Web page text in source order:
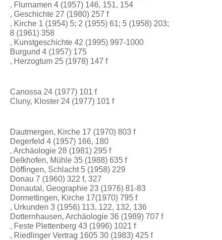
, Flurnamen 4 (1957) 146, 151, 154
, Geschichte 27 (1980) 257 f
, Kirche 1 (1954) 5; 2 (1955) 61; 5 (1958) 203;
8 (1961) 358
, Kunstgeschichte 42 (1995) 997-1000
Burgund 4 (1957) 175
, Herzogtum 25 (1978) 147 f
Canossa 24 (1977) 101 f
Cluny, Kloster 24 (1977) 101 f
Dautmergen, Kirche 17 (1970) 803 f
Degerfeld 4 (1957) 166, 180
, Archäologie 28 (1981) 295 f
Delkhofen, Mühle 35 (1988) 635 f
Döffingen, Schlacht 5 (1958) 229
Donau 7 (1960) 322 f, 327
Donautal, Geographie 23 (1976) 81-83
Dormettingen, Kirche 17(1970) 795 f
, Urkunden 3 (1956) 113, 122, 132, 136
Dotternhausen, Archäologie 36 (1989) 707 f
, Feste Plettenberg 43 (1996) 1021 f
, Riedlinger Vertrag 1605 30 (1983) 425 f